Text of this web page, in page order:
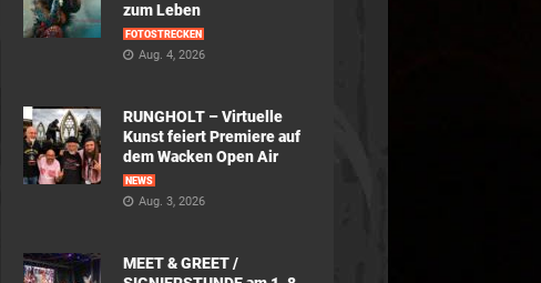
zum Leben
FOTOSTRECKEN
Aug. 4, 2026
RUNGHOLT – Virtuelle
Kunst feiert Premiere auf
dem Wacken Open Air
NEWS
Aug. 3, 2026
MEET & GREET /